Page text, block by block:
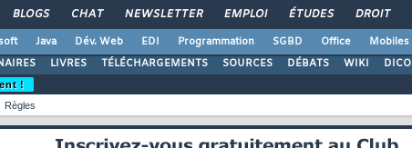
BLOGS CHAT NEWSLETTER EMPLOI ÉTUDES DROIT
Java Dév. Web EDI Programmation SGBD Office Mobiles
LIVRES TÉLÉCHARGEMENTS SOURCES DÉBATS WIKI DICO
!
Règles